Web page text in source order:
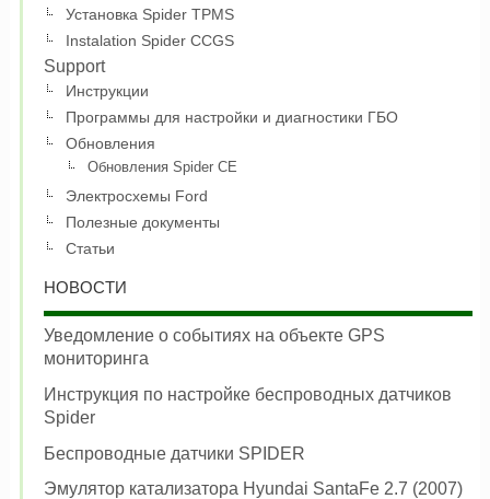
Установка Spider TPMS
Instalation Spider CCGS
Support
Инструкции
Программы для настройки и диагностики ГБО
Обновления
Обновления Spider CE
Электросхемы Ford
Полезные документы
Статьи
НОВОСТИ
Уведомление о событиях на объекте GPS
мониторинга
Инструкция по настройке беспроводных датчиков
Spider
Беспроводные датчики SPIDER
Эмулятор катализатора Hyundai SantaFe 2.7 (2007)